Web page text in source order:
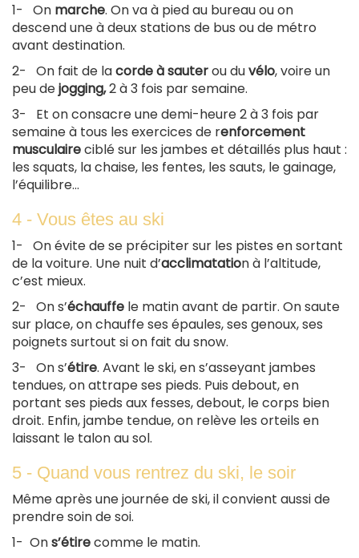
1- On marche. On va à pied au bureau ou on
descend une à deux stations de bus ou de métro
avant destination.
2- On fait de lacorde à sauterou duvélo, voire un
peu dejogging,2 à 3 fois par semaine.
3- Et on consacre une demi-heure 2 à 3 fois par
semaine à tous les exercices de renforcement
musculaireciblé sur les jambes et détaillés plus haut :
les squats, la chaise, les fentes, les sauts, le gainage,
l’équilibre…
4 - Vous êtes au ski
1- On évite de se précipiter sur les pistes en sortant
de la voiture. Une nuit d’acclimatation à l’altitude,
c’est mieux.
2- On s’échauffe le matin avant de partir. On saute
sur place, on chauffe ses épaules, ses genoux, ses
poignets surtout si on fait du snow.
3- On s’étire. Avant le ski, en s’asseyant jambes
tendues, on attrape ses pieds. Puis debout, en
portant ses pieds aux fesses, debout, le corps bien
droit. Enfin, jambe tendue, on relève les orteils en
laissant le talon au sol.
5 - Quand vous rentrez du ski, le soir
Même après une journée de ski, il convient aussi de
prendre soin de soi.
1- Ons’étirecomme le matin.